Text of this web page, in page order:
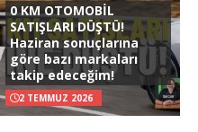
0 KM OTOMOBİL
SATIŞLARI DÜŞTÜ!
Haziran sonuçlarına
göre bazı markaları
takip edeceğim!
2 TEMMUZ 2026